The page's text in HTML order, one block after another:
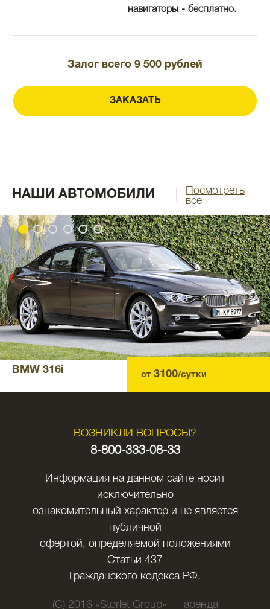
навигаторы - бесплатно.
Залог всего 9 500 рублей
ЗАКАЗАТЬ
НАШИ АВТОМОБИЛИ
Посмотреть
все
BMW 316i от 3100/сутки
ВОЗНИКЛИ ВОПРОСЫ?
8-800-333-08-33
Информация на данном сайте носит
исключительно
ознакомительный характер и не является
публичной
офертой, определяемой положениями
Статьи 437
Гражданского кодекса РФ.
(C) 2016 «Storlet Group» — аренда